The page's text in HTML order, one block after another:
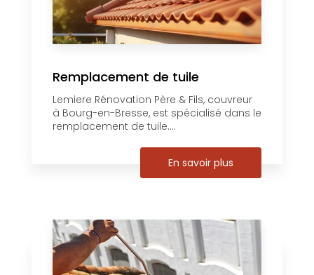
Remplacement de tuile
Lemiere Rénovation Père & Fils, couvreur
à Bourg-en-Bresse, est spécialisé dans le
remplacement de tuile....
En savoir plus